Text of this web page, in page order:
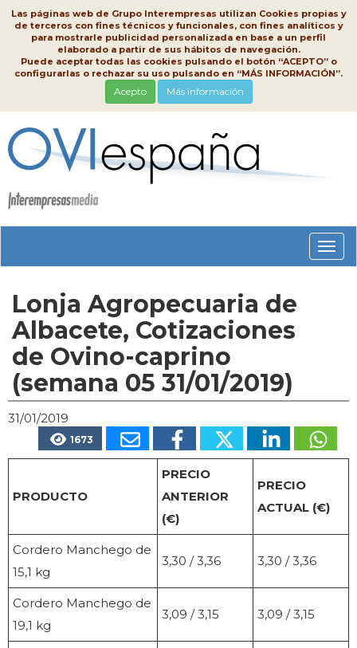
Las páginas web de Grupo Interempresas utilizan Cookies propias y
de terceros con fines técnicos y funcionales, con fines analíticos y
para mostrarle publicidad personalizada en base a un perfil
elaborado a partir de sus hábitos de navegación.
Puede aceptar todas las cookies pulsando el botón “ACEPTO” o
configurarlas o rechazar su uso pulsando en “MÁS INFORMACIÓN”.
Acepto Más información
Lonja Agropecuaria de
Albacete, Cotizaciones
de Ovino-caprino
(semana 05 31/01/2019)
31/01/2019
1673
PRODUCTO
PRECIO
ANTERIOR
(€)
PRECIO
ACTUAL (€)
Cordero Manchego de
15,1 kg
3,30 / 3,36 3,30 / 3,36
Cordero Manchego de
19,1 kg
3,09 / 3,15 3,09 / 3,15